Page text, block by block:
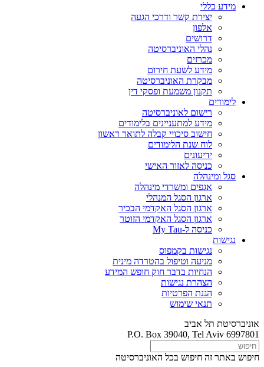
מידע כללי
יצירת קשר ודרכי הגעה
אלפון
דרושים
נהלי האוניברסיטה
מכרזים
מידע לשעת חירום
מבקרת האוניברסיטה
תקנון משמעת ופסקי דין
לימודים
רישום לאוניברסיטה
מידע למתעניינים בלימודים
חישוב סיכויי קבלה לתואר ראשון
לוח שנת הלימודים
ידיעונים
כניסה לאזור האישי
סגל ומינהלה
אגפים ומשרדי מינהלה
ארגון הסגל המנהלי
ארגון הסגל האקדמי הבכיר
ארגון הסגל האקדמי הזוטר
כניסה ל-My Tau
נגישות
נגישות בקמפוס
מניעה וטיפול בהטרדה מינית
הנחיות בדבר חוק חופש המידע
הצהרת נגישות
הגנת הפרטיות
תנאי שימוש
אוניברסיטת תל אביב
P.O. Box 39040, Tel Aviv 6997801
חיפוש באתר זה חיפוש בכל האוניברסיטה